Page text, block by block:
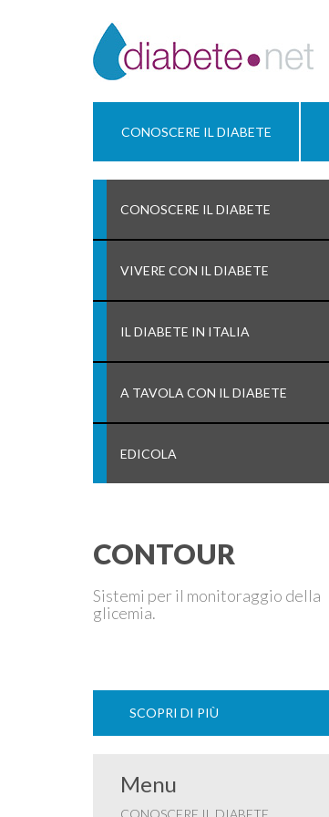
CONOSCERE IL DIABETE
CONOSCERE IL DIABETE
VIVERE CON IL DIABETE
IL DIABETE IN ITALIA
A TAVOLA CON IL DIABETE
EDICOLA
CONTOUR
Sistemi per il monitoraggio della
glicemia.
SCOPRI DI PIÙ
Menu
CONOSCERE IL DIABETE